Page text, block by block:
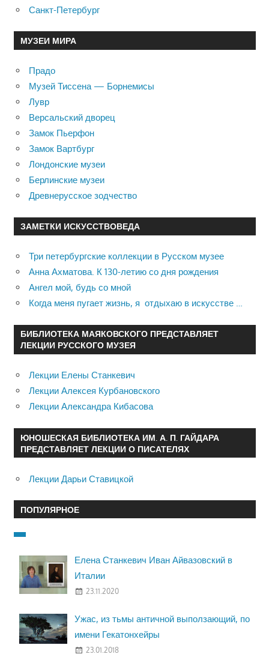
Санкт-Петербург
МУЗЕИ МИРА
Прадо
Музей Тиссена — Борнемисы
Лувр
Версальский дворец
Замок Пьерфон
Замок Вартбург
Лондонские музеи
Берлинские музеи
Древнерусское зодчество
ЗАМЕТКИ ИСКУССТВОВЕДА
Три петербургские коллекции в Русском музее
Анна Ахматова. К 130-летию со дня рождения
Ангел мой, будь со мной
Когда меня пугает жизнь, я отдыхаю в искусстве …
БИБЛИОТЕКА МАЯКОВСКОГО ПРЕДСТАВЛЯЕТ
ЛЕКЦИИ РУССКОГО МУЗЕЯ
Лекции Елены Станкевич
Лекции Алексея Курбановского
Лекции Александра Кибасова
ЮНОШЕСКАЯ БИБЛИОТЕКА ИМ. А. П. ГАЙДАРА
ПРЕДСТАВЛЯЕТ ЛЕКЦИИ О ПИСАТЕЛЯХ
Лекции Дарьи Ставицкой
ПОПУЛЯРНОЕ
Елена Станкевич Иван Айвазовский в
Италии
23.11.2020
Ужас, из тьмы античной выползающий, по
имени Гекатонхейры
23.01.2018